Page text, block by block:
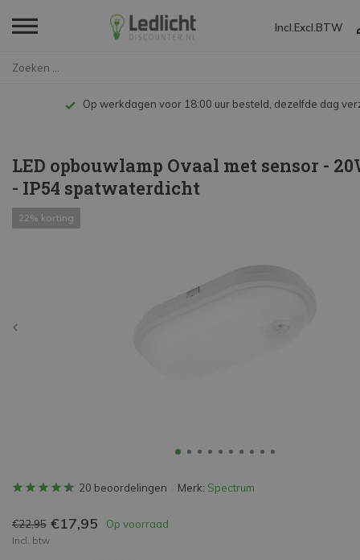
Incl. Excl. BTW
Op werkdagen voor 18:00 uur besteld, dezelfde dag
LED opbouwlamp Ovaal met sensor -
- IP54 spatwaterdicht
22% korting
20 beoordelingen Merk: Spectrum
€22,95 €17,95 Op voorraad
Incl. btw